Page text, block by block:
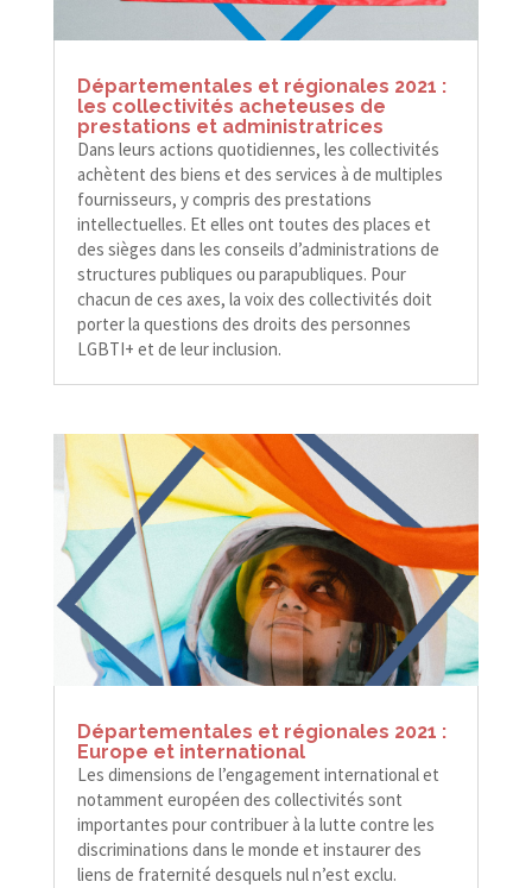
Départementales et régionales 2021 :
les collectivités acheteuses de
prestations et administratrices
Dans leurs actions quotidiennes, les collectivités
achètent des biens et des services à de multiples
fournisseurs, y compris des prestations
intellectuelles. Et elles ont toutes des places et
des sièges dans les conseils d’administrations de
structures publiques ou parapubliques. Pour
chacun de ces axes, la voix des collectivités doit
porter la questions des droits des personnes
LGBTI+ et de leur inclusion.
Départementales et régionales 2021 :
Europe et international
Les dimensions de l’engagement international et
notamment européen des collectivités sont
importantes pour contribuer à la lutte contre les
discriminations dans le monde et instaurer des
liens de fraternité desquels nul n’est exclu.